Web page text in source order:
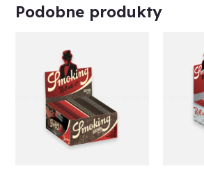
Podobne produkty